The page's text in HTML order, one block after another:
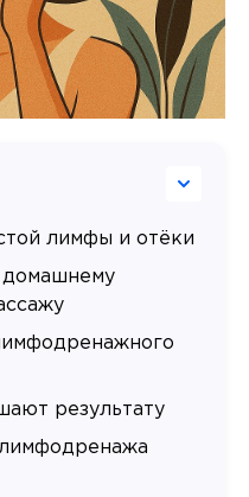
лимфы и отёки
домашнему
результату